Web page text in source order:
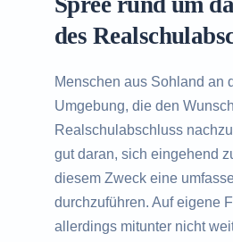
des
Menschen aus Sohland an
Umgebung, die den
Realschulabschluss
gut daran, sich eingehend
diesem Zweck eine
durchzuführen. Auf eigene
allerdings mitunter nicht